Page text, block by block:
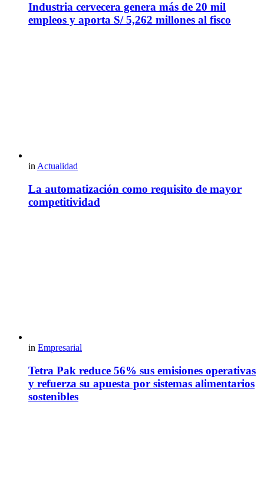
Industria cervecera genera más de 20 mil
empleos y aporta S/ 5,262 millones al fisco
in Actualidad
La automatización como requisito de mayor
competitividad
in Empresarial
Tetra Pak reduce 56% sus emisiones operativas
y refuerza su apuesta por sistemas alimentarios
sostenibles